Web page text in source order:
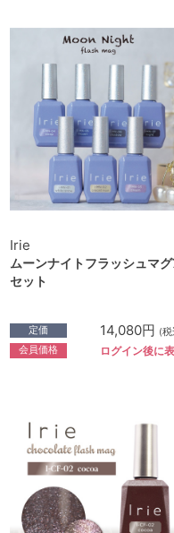
Irie
ムーンナイトフラッシュマ
セット
定価 14,080円 (税
会員価格 ログイン後に